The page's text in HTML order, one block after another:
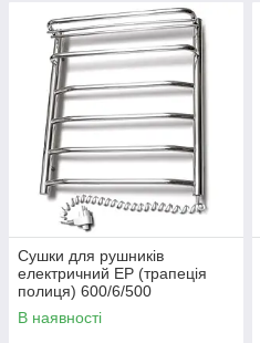
Сушки для рушників
електричний EP (трапеція
полиця) 600/6/500
В наявності